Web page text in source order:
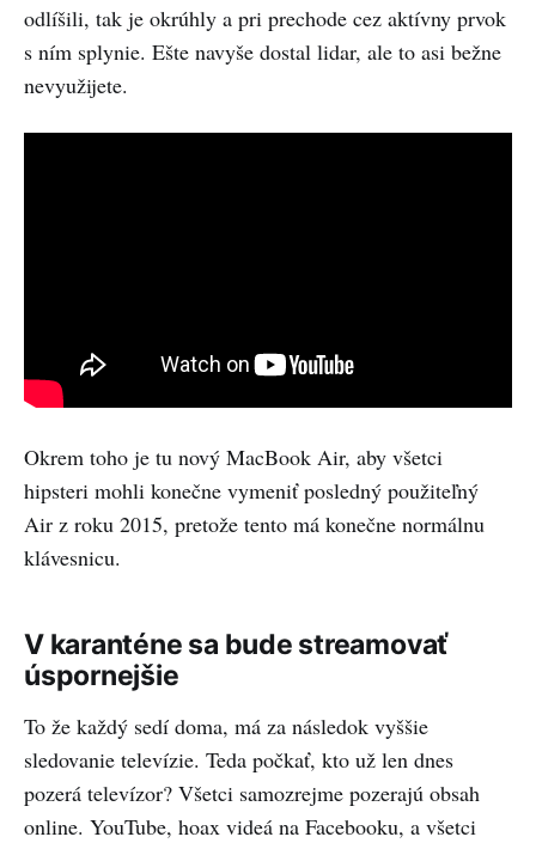
odlíšili, tak je okrúhly a pri prechode cez aktívny prvok
s ním splynie. Ešte navyše dostal lidar, ale to asi bežne
nevyužijete.
Okrem toho je tu nový MacBook Air, aby všetci
hipsteri mohli konečne vymeniť posledný použiteľný
Air z roku 2015, pretože tento má konečne normálnu
klávesnicu.
V karanténe sa bude streamovať
úspornejšie
To že každý sedí doma, má za následok vyššie
sledovanie televízie. Teda počkať, kto už len dnes
pozerá televízor? Všetci samozrejme pozerajú obsah
online. YouTube, hoax videá na Facebooku, a všetci